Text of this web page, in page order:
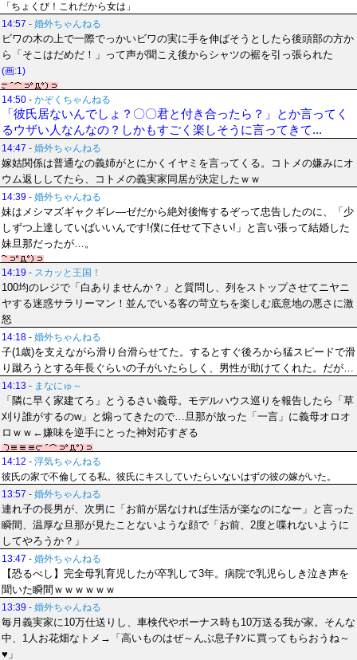
「ちょくび！これだから女は」
14:57 - 婚外ちゃんねる
ビワの木の上で一際でっかいビワの実に手を伸ばそうとしたら後頭部の方か
ら「そこはだめだ！」って声が聞こえ後からシャツの裾を引っ張られた
(画:1)
14:50 - かぞくちゃんねる
「彼氏居ないんでしょ？〇〇君と付き合ったら？」とか言ってく
るウザい人なんなの？しかもすごく楽しそうに言ってきて...
14:47 - 婚外ちゃんねる
嫁姑関係は普通なの義姉がとにかくイヤミを言ってくる。コトメの嫌みにオ
ウム返ししてたら、コトメの義実家同居が決定したｗｗ
14:39 - 婚外ちゃんねる
妹はメシマズギャクギレ―ゼだから絶対後悔するぞって忠告したのに、「少
しずつ上達していばいいんです!僕に任せて下さい!」と言い張って結婚した
妹旦那だったが…。
14:19 - スカッと王国！
100均のレジで「白ありませんか？」と質問し、列をストップさせてニヤニ
ヤする迷惑サラリーマン！並んでいる客の苛立ちを楽しむ底意地の悪さに激
怒
14:18 - 婚外ちゃんねる
子(1歳)を支えながら滑り台滑らせてた。するとすぐ後ろから猛スピードで滑
り蹴ろうとする年長ぐらいの子がいたらしく、男性が助けてくれた。だが…
14:13 - まなにゅ～
「隣に早く家建てろ」とうるさい義母。モデルハウス巡りを報告したら「草
刈り誰がするのw」と煽ってきたので…旦那が放った「一言」に義母オロオ
ロｗｗ←嫌味を逆手にとった神対応すぎる
14:12 - 浮気ちゃんねる
彼氏の家で不倫してる私。彼氏にキスしていたらいないはずの彼の嫁がいた。
13:57 - 婚外ちゃんねる
連れ子の長男が、次男に「お前が居なければ生活が楽なのになー」と言った
瞬間、温厚な旦那が見たことないような顔で「お前、2度と喋れないように
してやろうか？」
13:47 - 婚外ちゃんねる
【恐るべし】完全母乳育児したが卒乳して3年。病院で乳児らしき泣き声を
聞いた瞬間ｗｗｗｗｗｗ
13:39 - 婚外ちゃんねる
毎月義実家に10万仕送りし、車検代やボーナス時も10万送る我が家。そんな
中、1人お花畑なトメ→「高いものはぜ～んぶ息子ﾀﾝに買ってもらおうね～
♥」